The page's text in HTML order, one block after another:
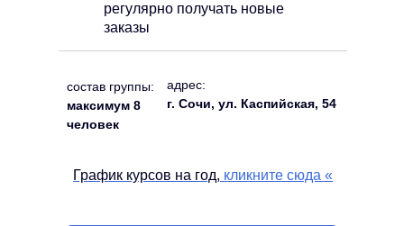
состав группы:
максимум 8
человек
адрес:
г. Сочи, ул. Каспийская, 54
регулярно получать новые
заказы
График курсов на год, кликните сюда «